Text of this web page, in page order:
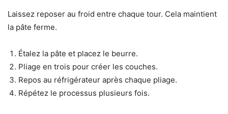
Laissez reposer au froid entre chaque tour. Cela maintient
la pâte ferme.
Étalez la pâte et placez le beurre.
Pliage en trois pour créer les couches.
Repos au réfrigérateur après chaque pliage.
Répétez le processus plusieurs fois.